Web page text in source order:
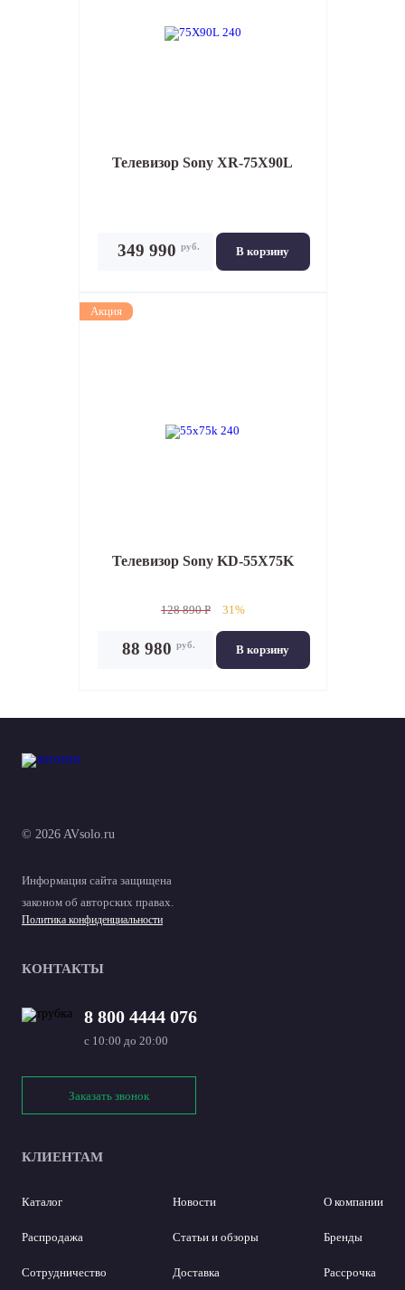
Телевизор Sony XR-75X90L
В корзину
349 990 руб.
Акция
ТелевизорSony KD-55X75K
128 890 P 31%
В корзину
88 980 руб.
© 2026 AVsolo.ru
Информация сайта защищена
законом об авторских правах.
Политика конфиденциальности
КОНТАКТЫ
8 800 4444 076
с 10:00 до 20:00
Заказать звонок
КЛИЕНТАМ
Каталог
Распродажа
Сотрудничество
Новости
Статьи и обзоры
Доставка
О компании
Бренды
Рассрочка